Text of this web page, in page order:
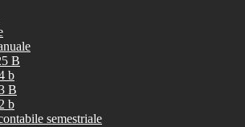
B
b
B
b
semestriale